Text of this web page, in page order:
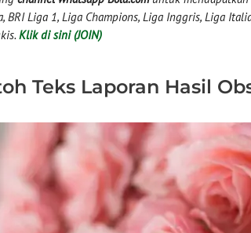
BRI Liga 1, Liga Champions, Liga Inggris, Liga
Klik di sini (JOIN)
Teks Laporan Hasil